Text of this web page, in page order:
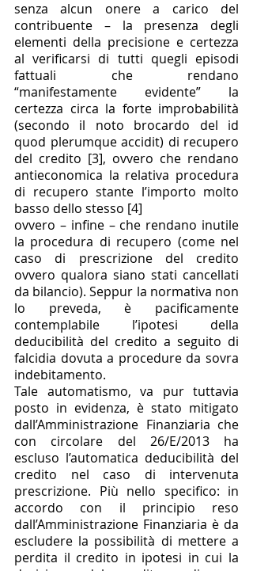
senza alcun onere a carico del
contribuente – la presenza degli
elementi della precisione e certezza
al verificarsi di tutti quegli episodi
fattuali che rendano
“manifestamente evidente” la
certezza circa la forte improbabilità
(secondo il noto brocardo del id
quod plerumque accidit) di recupero
del credito [3], ovvero che rendano
antieconomica la relativa procedura
di recupero stante l’importo molto
basso dello stesso [4]
ovvero – infine – che rendano inutile
la procedura di recupero (come nel
caso di prescrizione del credito
ovvero qualora siano stati cancellati
da bilancio). Seppur la normativa non
lo preveda, è pacificamente
contemplabile l’ipotesi della
deducibilità del credito a seguito di
falcidia dovuta a procedure da sovra
indebitamento.
Tale automatismo, va pur tuttavia
posto in evidenza, è stato mitigato
dall’Amministrazione Finanziaria che
con circolare del 26/E/2013 ha
escluso l’automatica deducibilità del
credito nel caso di intervenuta
prescrizione. Più nello specifico: in
accordo con il principio reso
dall’Amministrazione Finanziaria è da
escludere la possibilità di mettere a
perdita il credito in ipotesi in cui la